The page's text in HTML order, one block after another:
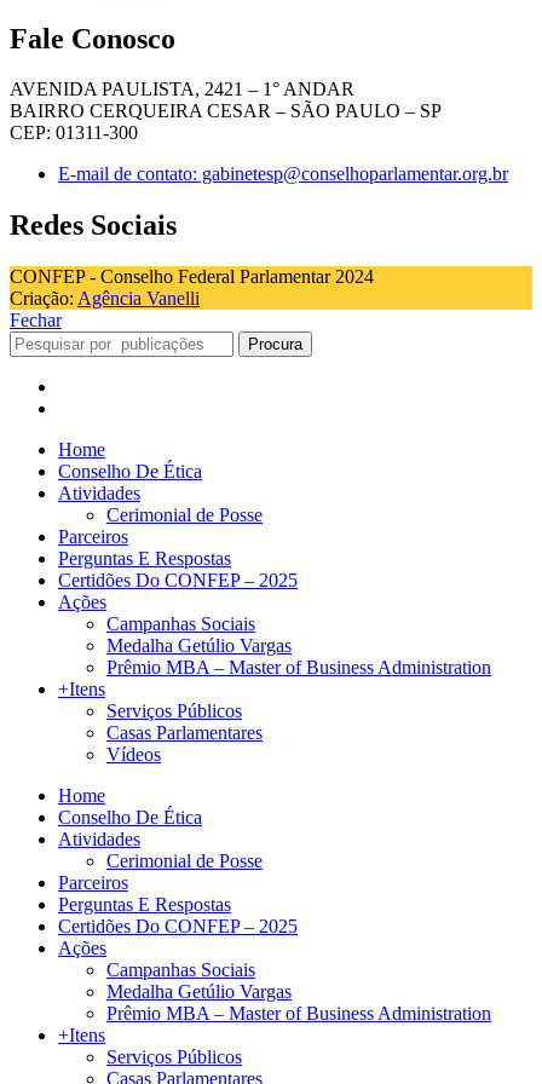
Fale Conosco
AVENIDA PAULISTA, 2421 – 1° ANDAR
BAIRRO CERQUEIRA CESAR – SÃO PAULO – SP
CEP: 01311-300
E-mail de contato: gabinetesp@conselhoparlamentar.org.br
Redes Sociais
CONFEP - Conselho Federal Parlamentar 2024
Criação: Agência Vanelli
Fechar
Procura
Home
Conselho De Ética
Atividades
Cerimonial de Posse
Parceiros
Perguntas E Respostas
Certidões Do CONFEP – 2025
Ações
Campanhas Sociais
Medalha Getúlio Vargas
Prêmio MBA – Master of Business Administration
+Itens
Serviços Públicos
Casas Parlamentares
Vídeos
Home
Conselho De Ética
Atividades
Cerimonial de Posse
Parceiros
Perguntas E Respostas
Certidões Do CONFEP – 2025
Ações
Campanhas Sociais
Medalha Getúlio Vargas
Prêmio MBA – Master of Business Administration
+Itens
Serviços Públicos
Casas Parlamentares